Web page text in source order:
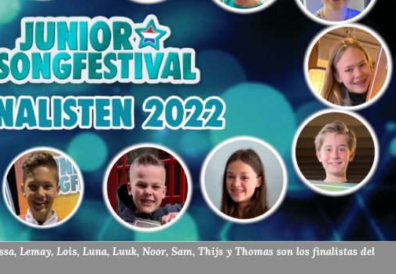
Lemay, Lois, Luna, Luuk, Noor, Sam, Thijs y Thomas son los finalistas del